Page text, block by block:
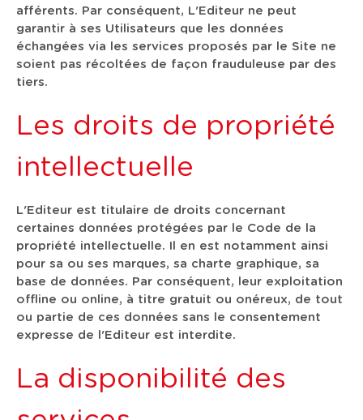
afférents. Par conséquent, L'Editeur ne peut
garantir à ses Utilisateurs que les données
échangées via les services proposés par le Site ne
soient pas récoltées de façon frauduleuse par des
tiers.
Les droits de propriété
intellectuelle
L'Editeur est titulaire de droits concernant
certaines données protégées par le Code de la
propriété intellectuelle. Il en est notamment ainsi
pour sa ou ses marques, sa charte graphique, sa
base de données. Par conséquent, leur exploitation
offline ou online, à titre gratuit ou onéreux, de tout
ou partie de ces données sans le consentement
expresse de l'Editeur est interdite.
La disponibilité des